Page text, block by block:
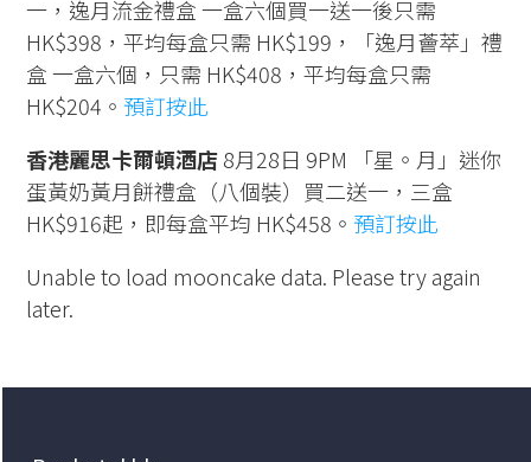
一，逸月流金禮盒 一盒六個買一送一後只需
HK$398，平均每盒只需 HK$199，「逸月薈萃」禮
盒 一盒六個，只需 HK$408，平均每盒只需
HK$204。 預訂按此
香港麗思卡爾頓酒店8月28日 9PM 「星。月」迷你
蛋黃奶黃月餅禮盒（八個裝）買二送一，三盒
HK$916起，即每盒平均 HK$458。 預訂按此
Unable to load mooncake data. Please try again
later.